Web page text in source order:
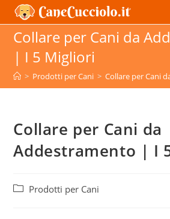
Salta
al
contenuto
Collare per Cani da
| I 5 Migliori
> Prodotti per Cani > Collare per Cani
Collare per Cani da
Addestramento | I
Categoria
Prodotti per Cani